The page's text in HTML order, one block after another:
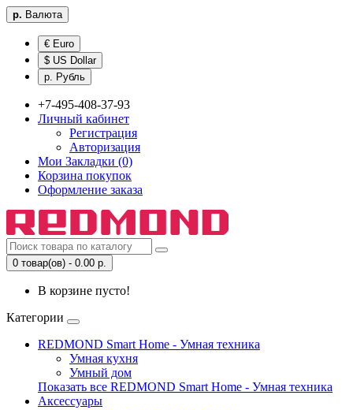
р. Валюта
€ Euro
$ US Dollar
р. Рубль
+7-495-408-37-93
Личный кабинет
Регистрация
Авторизация
Мои Закладки (0)
Корзина покупок
Оформление заказа
0 товар(ов) - 0.00 р.
В корзине пусто!
Категории
REDMOND Smart Home - Умная техника
Умная кухня
Умный дом
Показать все REDMOND Smart Home - Умная техника
Аксессуары